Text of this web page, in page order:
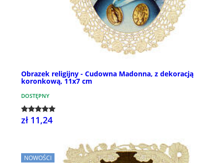
Obrazek religijny - Cudowna Madonna, z dekoracją
koronkową, 11x7 cm
DOSTĘPNY
zł 11,24
NOWOŚCI